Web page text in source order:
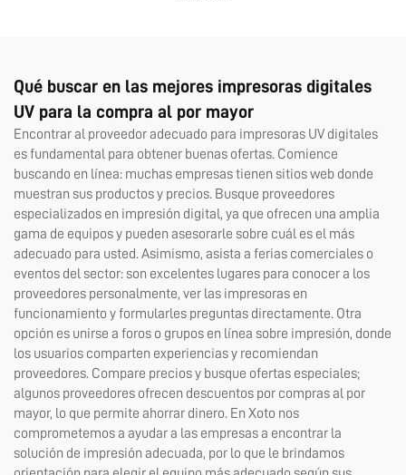
Qué buscar en las mejores impresoras digitales
UV para la compra al por mayor
Encontrar al proveedor adecuado para impresoras UV digitales
es fundamental para obtener buenas ofertas. Comience
buscando en línea: muchas empresas tienen sitios web donde
muestran sus productos y precios. Busque proveedores
especializados en impresión digital, ya que ofrecen una amplia
gama de equipos y pueden asesorarle sobre cuál es el más
adecuado para usted. Asimismo, asista a ferias comerciales o
eventos del sector: son excelentes lugares para conocer a los
proveedores personalmente, ver las impresoras en
funcionamiento y formularles preguntas directamente. Otra
opción es unirse a foros o grupos en línea sobre impresión, donde
los usuarios comparten experiencias y recomiendan
proveedores. Compare precios y busque ofertas especiales;
algunos proveedores ofrecen descuentos por compras al por
mayor, lo que permite ahorrar dinero. En Xoto nos
comprometemos a ayudar a las empresas a encontrar la
solución de impresión adecuada, por lo que le brindamos